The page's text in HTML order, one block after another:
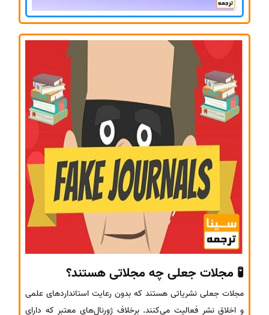
🧪 مجلات جعلی چه مجلاتی هستند؟
مجلات جعلی نشریاتی هستند که بدون رعایت استانداردهای علمی
و اخلاق نشر فعالیت می‌کنند. برخلاف ژورنال‌های معتبر که دارای